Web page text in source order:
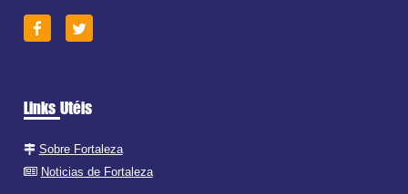
Links Utéis
Sobre Fortaleza
Noticias de Fortaleza